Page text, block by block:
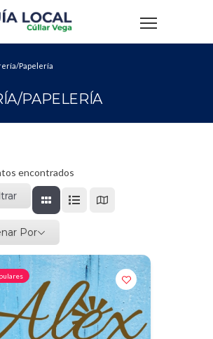
Papelería
PAPELERÍA
encontrados
Por